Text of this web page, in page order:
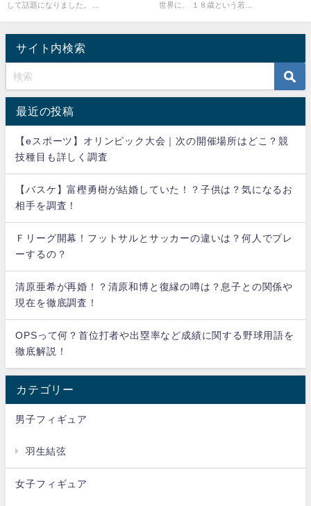
して話題になりました。 ... 世界に、 １８歳という若...
サイト内検索
最近の投稿
【eスポーツ】オリンピック大会｜次の開催場所はどこ？競
技種目も詳しく調査
【バスケ】富樫勇樹が結婚していた！？子供は？気になるお
相手を調査！
Ｆリーグ開幕！フットサルとサッカーの違いは？何人でプレ
ーするの？
清原亜希が再婚！？清原和博と復縁の噂は？息子との関係や
現在を徹底調査！
OPSって何？首位打者や出塁率など成績に関する野球用語を
徹底解説！
カテゴリー
男子フィギュア
羽生結弦
女子フィギュア